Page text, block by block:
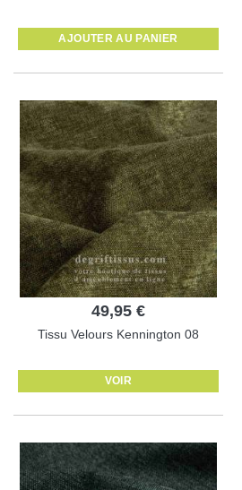
AJOUTER AU PANIER
49,95 €
Tissu Velours Kennington 08
VOIR